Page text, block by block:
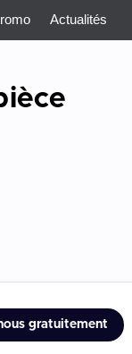
Actualités
gratuitement